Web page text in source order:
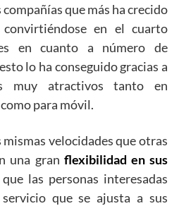
compañías que más ha crecido
en el cuarto
en cuanto a número de
lo ha conseguido gracias a
muy atractivos tanto en
para móvil.
velocidades que otras
una gran flexibilidad en sus
las personas interesadas
que se ajusta a sus